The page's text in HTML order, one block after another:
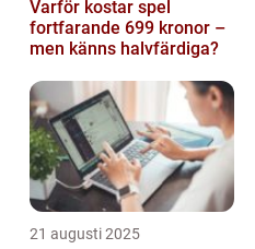
Varför kostar spel
fortfarande 699 kronor –
men känns halvfärdiga?
21 augusti 2025